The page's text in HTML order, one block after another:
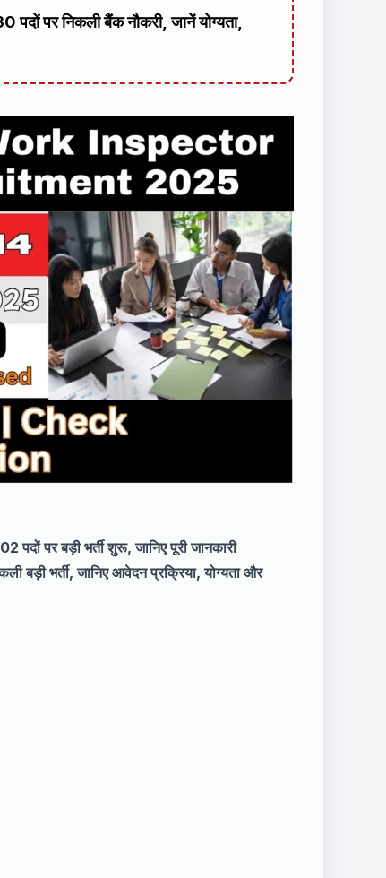
पर निकली बैंक नौकरी, जानें योग्यता,
पर बड़ी भर्ती शुरू, जानिए पूरी जानकारी
भर्ती, जानिए आवेदन प्रक्रिया, योग्यता और